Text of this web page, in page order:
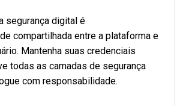
segurança digital é
compartilhada entre a plataforma e
Mantenha suas credenciais
todas as camadas de segurança
com responsabilidade.